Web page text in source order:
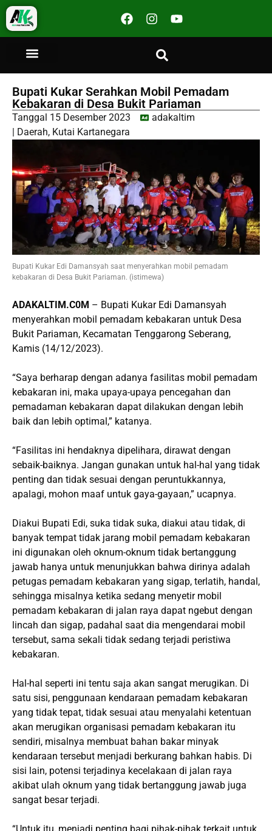
Bupati Kukar Serahkan Mobil Pemadam
Kebakaran di Desa Bukit Pariaman
Tanggal 15 Desember 2023
adakaltim
Daerah, Kutai Kartanegara
Bupati Kukar Edi Damansyah saat menyerahkan mobil pemadam
kebakaran di Desa Bukit Pariaman. (istimewa)
ADAKALTIM.C0M – Bupati Kukar Edi Damansyah
menyerahkan mobil pemadam kebakaran untuk Desa
Bukit Pariaman, Kecamatan Tenggarong Seberang,
Kamis (14/12/2023).
“Saya berharap dengan adanya fasilitas mobil pemadam
kebakaran ini, maka upaya-upaya pencegahan dan
pemadaman kebakaran dapat dilakukan dengan lebih
baik dan lebih optimal,” katanya.
“Fasilitas ini hendaknya dipelihara, dirawat dengan
sebaik-baiknya. Jangan gunakan untuk hal-hal yang tidak
penting dan tidak sesuai dengan peruntukkannya,
apalagi, mohon maaf untuk gaya-gayaan,” ucapnya.
Diakui Bupati Edi, suka tidak suka, diakui atau tidak, di
banyak tempat tidak jarang mobil pemadam kebakaran
ini digunakan oleh oknum-oknum tidak bertanggung
jawab hanya untuk menunjukkan bahwa dirinya adalah
petugas pemadam kebakaran yang sigap, terlatih, handal,
sehingga misalnya ketika sedang menyetir mobil
pemadam kebakaran di jalan raya dapat ngebut dengan
lincah dan sigap, padahal saat dia mengendarai mobil
tersebut, sama sekali tidak sedang terjadi peristiwa
kebakaran.
Hal-hal seperti ini tentu saja akan sangat merugikan. Di
satu sisi, penggunaan kendaraan pemadam kebakaran
yang tidak tepat, tidak sesuai atau menyalahi ketentuan
akan merugikan organisasi pemadam kebakaran itu
sendiri, misalnya membuat bahan bakar minyak
kendaraan tersebut menjadi berkurang bahkan habis. Di
sisi lain, potensi terjadinya kecelakaan di jalan raya
akibat ulah oknum yang tidak bertanggung jawab juga
sangat besar terjadi.